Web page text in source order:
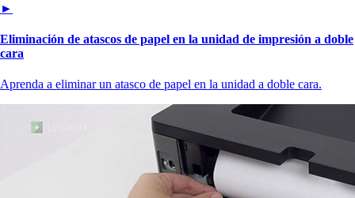
►
Eliminación de atascos de papel en la unidad de impresión a doble
cara
Aprenda a eliminar un atasco de papel en la unidad a doble cara.